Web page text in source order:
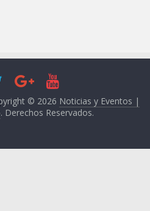
© 2026 Noticias y Eventos |
. Derechos Reservados.